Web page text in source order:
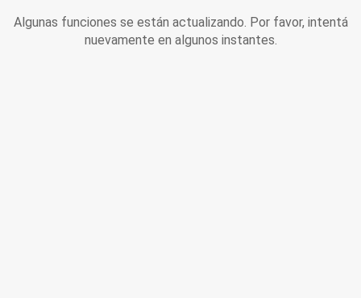
Algunas funciones se están actualizando. Por favor, intentá
nuevamente en algunos instantes.